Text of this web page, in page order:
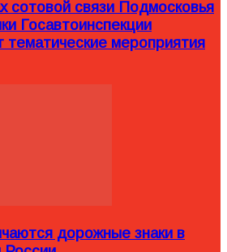
сотовой связи Подмосковья
Госавтоинспекции
тематические мероприятия
дорожные знаки в